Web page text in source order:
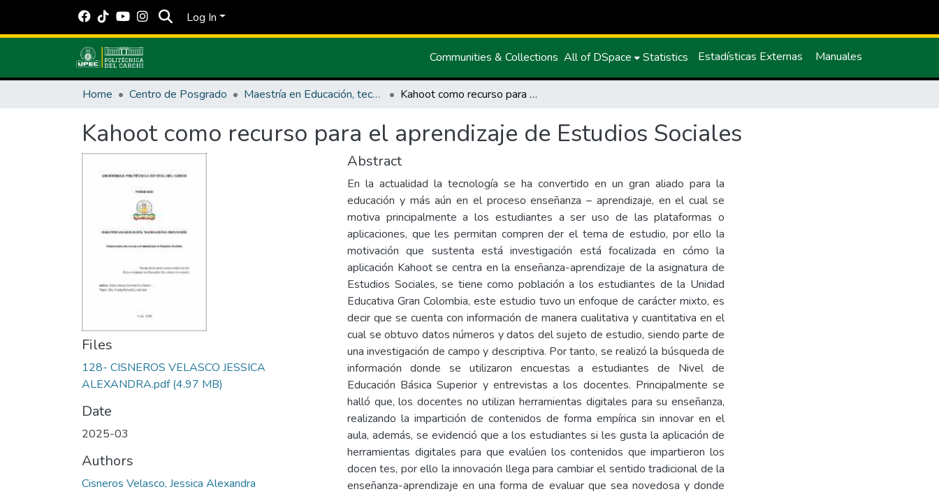
Log In
Communities & Collections All of DSpace Statistics Estadísticas Externas Manuales
Home Centro de Posgrado Maestría en Educación, tecnología e innovación. Kahoot como recurso para el aprendizaje de Estudios Sociales
Kahoot como recurso para el aprendizaje de Estudios Sociales
Files
128- CISNEROS VELASCO JESSICA
ALEXANDRA.pdf(4.97 MB)
Date
2025-03
Authors
Cisneros Velasco, Jessica Alexandra
Abstract
En la actualidad la tecnología se ha convertido en un gran aliado para la
educación y más aún en el proceso enseñanza – aprendizaje, en el cual se
motiva principalmente a los estudiantes a ser uso de las plataformas o
aplicaciones, que les permitan compren der el tema de estudio, por ello la
motivación que sustenta está investigación está focalizada en cómo la
aplicación Kahoot se centra en la enseñanza-aprendizaje de la asignatura de
Estudios Sociales, se tiene como población a los estudiantes de la Unidad
Educativa Gran Colombia, este estudio tuvo un enfoque de carácter mixto, es
decir que se cuenta con información de manera cualitativa y cuantitativa en el
cual se obtuvo datos números y datos del sujeto de estudio, siendo parte de
una investigación de campo y descriptiva. Por tanto, se realizó la búsqueda de
información donde se utilizaron encuestas a estudiantes de Nivel de
Educación Básica Superior y entrevistas a los docentes. Principalmente se
halló que, los docentes no utilizan herramientas digitales para su enseñanza,
realizando la impartición de contenidos de forma empírica sin innovar en el
aula, además, se evidenció que a los estudiantes si les gusta la aplicación de
herramientas digitales para que evalúen los contenidos que impartieron los
docen tes, por ello la innovación llega para cambiar el sentido tradicional de la
enseñanza-aprendizaje en una forma de evaluar que sea novedosa y donde